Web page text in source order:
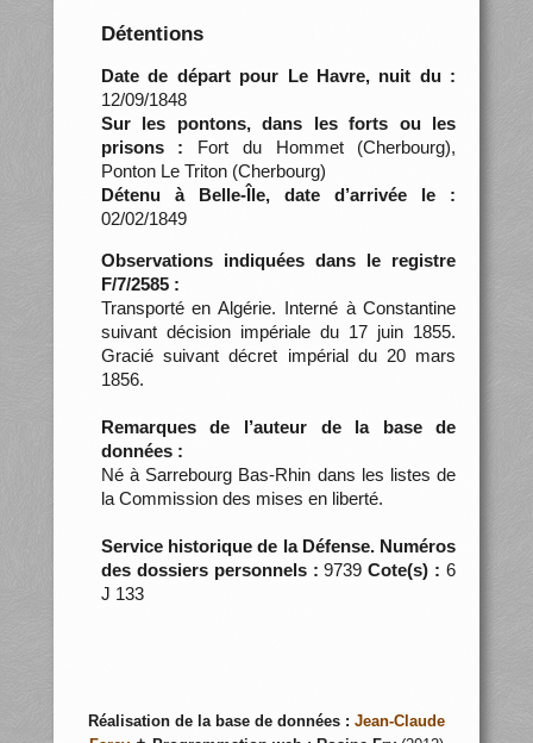
Détentions
Date de départ pour Le Havre, nuit du :
12/09/1848
Sur les pontons, dans les forts ou les
prisons : Fort du Hommet (Cherbourg),
Ponton Le Triton (Cherbourg)
Détenu à Belle-Île, date d’arrivée le :
02/02/1849
Observations indiquées dans le registre
F/7/2585 :
Transporté en Algérie. Interné à Constantine
suivant décision impériale du 17 juin 1855.
Gracié suivant décret impérial du 20 mars
1856.
Remarques de l’auteur de la base de
données :
Né à Sarrebourg Bas-Rhin dans les listes de
la Commission des mises en liberté.
Service historique de la Défense. Numéros
des dossiers personnels :9739Cote(s) : 6
J 133
Réalisation de la base de données : Jean-Claude